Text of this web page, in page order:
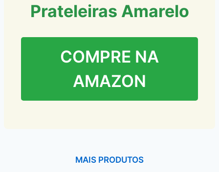
Prateleiras Amarelo
COMPRE NA
AMAZON
MAIS PRODUTOS